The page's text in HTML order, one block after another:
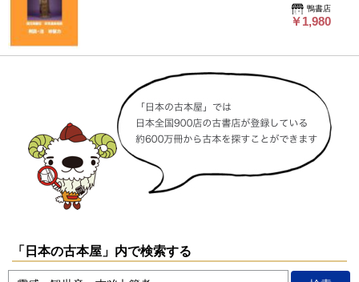
鴨書店
￥1,980
「日本の古本屋」内で検索する